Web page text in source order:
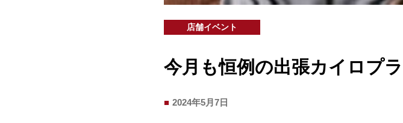
店舗イベント
今月も恒例の出張カイロプ
2024年5月7日